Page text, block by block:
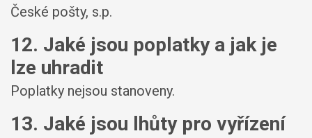
České pošty, s.p.
12. Jaké jsou poplatky a jak je
lze uhradit
Poplatky nejsou stanoveny.
13. Jaké jsou lhůty pro vyřízení